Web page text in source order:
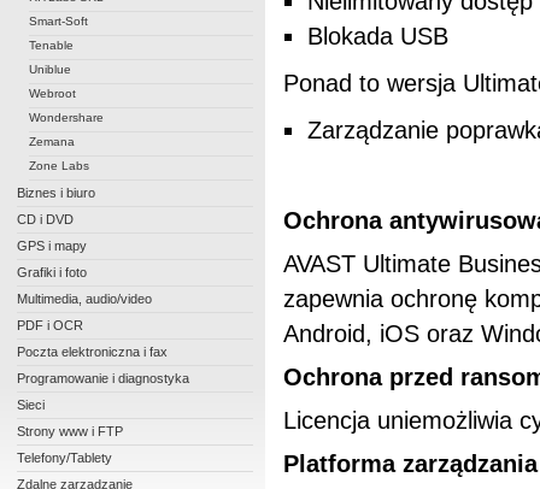
Smart-Soft
Tenable
Uniblue
Webroot
Wondershare
Zemana
Zone Labs
Biznes i biuro
CD i DVD
GPS i mapy
Grafiki i foto
Multimedia, audio/video
PDF i OCR
Poczta elektroniczna i fax
Programowanie i diagnostyka
Sieci
Strony www i FTP
Telefony/Tablety
Zdalne zarządzanie
Blokada USB
Ponad to wersja
Zarządzanie
Ochrona
AVAST Ultimate
zapewnia ochronę
Android, iOS oraz
Ochrona przed
Licencja uniemożliwia
Platforma